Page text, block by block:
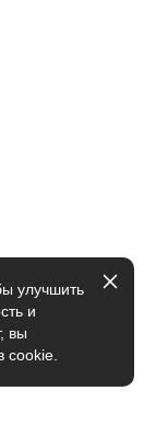
улучшить
и
вы
cookie.